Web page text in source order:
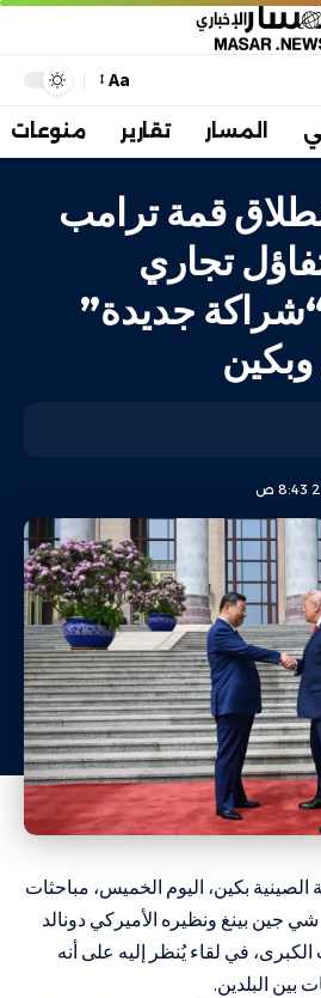
Aa
المسار تقارير منوعات
قمة ترامب
تجاري
جديدة”
بكين، اليوم الخميس، مباحثات
جين بينغ ونظيره الأميركي دونالد
في لقاء يُنظر إليه على أنه
بين البلدين.